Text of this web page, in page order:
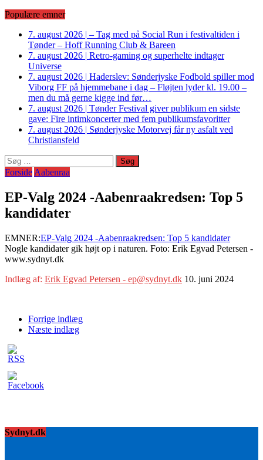
Populære emner
7. august 2026 | – Tag med på Social Run i festivaltiden i
Tønder – Hoff Running Club & Bareen
7. august 2026 | Retro-gaming og superhelte indtager
Universe
7. august 2026 | Haderslev: Sønderjyske Fodbold spiller mod
Viborg FF på hjemmebane i dag – Fløjten lyder kl. 19.00 –
men du må gerne kigge ind før…
7. august 2026 | Tønder Festival giver publikum en sidste
gave: Fire intimkoncerter med fem publikumsfavoritter
7. august 2026 | Sønderjyske Motorvej får ny asfalt ved
Christiansfeld
Søg
efter:
Forside Aabenraa
EP-Valg 2024 -Aabenraakredsen: Top 5
kandidater
EMNER:EP-Valg 2024 -Aabenraakredsen: Top 5 kandidater
Nogle kandidater gik højt op i naturen. Foto: Erik Egvad Petersen -
www.sydnyt.dk
Indlæg af: Erik Egvad Petersen - ep@sydnyt.dk 10. juni 2024
Forrige indlæg
Næste indlæg
Sydnyt.dk